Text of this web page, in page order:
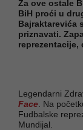
Za ove ostale
BiH proći u
Bajraktarevića
priznavati.
reprezentacije,
Legendarni
Face . Na
Fudbalske
Mundijal.